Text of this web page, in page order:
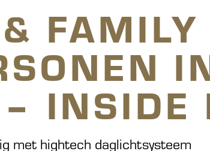
INSIDE
met hightech daglichtsysteem